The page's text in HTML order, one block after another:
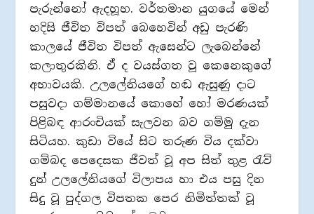
පැරුන්නෝ ඇදහූහ. වර්තමාන යුගයේ මෙන්
හදිසි ජීවිත විපත් බෙහෙවින් අඩු පැරණි
කාලයේ ජීවිත විපත් ඇසෙන්ට ලැබෙන්නේ
කලාතුරකිනි. ඒ ද වයස්ගත වූ කෙනෙකුගේ
අභාවයකි. උලලේනියගේ හඬ ඇසුණු දාට
පසුවදා ගම්මානයේ කොහේ හෝ මරණයක්
පිළිබඳ ආරංචියක් සැලවන බව ගම්මු දැන
සිටියහ. කුඩා වියේ සිට තරුණ විය දක්වා
ගම්බද පෙදෙසක ජීවත් වූ අප සිත් තුළ රැව්
දුන් උලලේනියගේ විලාපය හා එය පසු දින
සිදු වූ පුද්ගල විපතක පෙර නිමිත්තක් වූ